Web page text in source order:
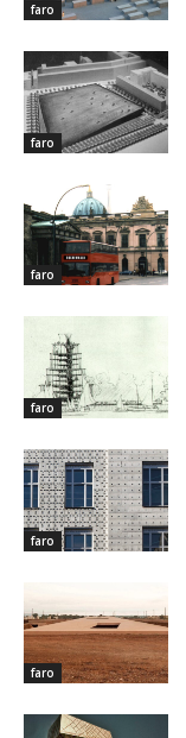
faro
faro
faro
faro
faro
faro